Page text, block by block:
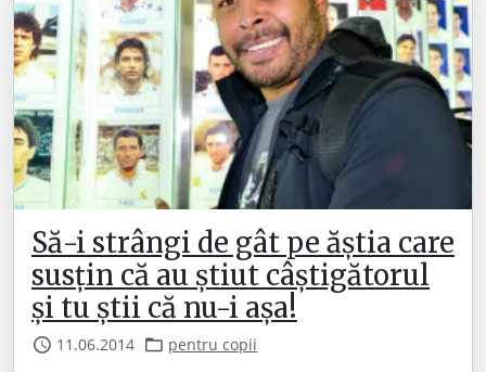
Să-i strângi de gât pe ăștia care
susțin că au știut câștigătorul
și tu știi că nu-i așa!
11.06.2014 pentru copii